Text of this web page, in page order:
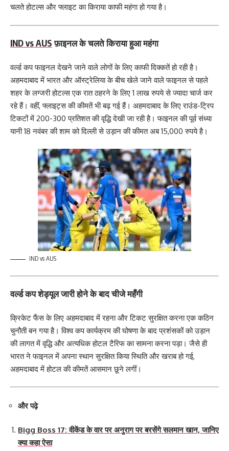
चलते होटल्स और फ्लाइट का किराया काफी महंगा हो गया है।
IND vs AUSफ़ाइनल के चलते किराया हुआ महंगा
वर्ल्ड कप फाइनल देखने जाने वाले लोगों के लिए काफी दिक्कतें हो रही है।
अहमदाबाद में भारत और ऑस्‍ट्रेलिया के बीच खेले जाने वाले फाइनल से पहले
शहर के लग्‍जरी होटल्‍स एक रात ठहरने के लिए 1 लाख रुपये से ज्‍यादा चार्ज कर
रहे हैं। वहीं, फ्लाइट्स की कीमतें भी बढ़ गई हैं। अहमदाबाद के लिए राउंड-ट्रिप
टिकटों में 200-300 प्रतिशत की वृद्धि देखी जा रही है। फाइनल की पूर्व संध्या
यानी 18 नवंबर की शाम को दिल्ली से उड़ान की कीमत अब 15,000 रुपये है।
IND vs AUS
वर्ल्ड कप शेड्यूल जारी होने के बाद चीजे महँगी
क्रिकेट फैंस के लिए अहमदाबाद में रहना और टिकट सुरक्षित करना एक कठिन
चुनौती बन गया है। विश्‍व कप कार्यक्रम की घोषणा के बाद प्रशंसकों को उड़ान
की लागत में वृद्धि और अत्यधिक होटल टैरिफ का सामना करना पड़ा। जैसे ही
भारत ने फाइनल में अपना स्थान सुरक्षित किया स्थिति और खराब हो गई,
अहमदाबाद में होटल की कीमतें आसमान छूने लगीं।
और पढ़े
Bigg Boss 17: वीकेंड के वार पर अनुराग पर बरसेंगे सलमान खान, जानिए
क्या कहा ऐसा